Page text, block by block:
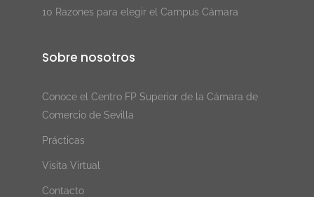
10 Razones para elegir el Campus Cámara
Sobre nosotros
Conoce el Centro FP Superior de la Cámara de
Comercio de Sevilla
Prácticas
Visita Virtual
Contacto